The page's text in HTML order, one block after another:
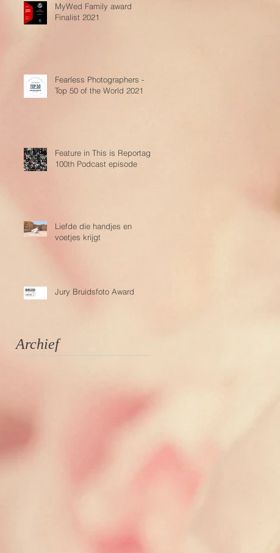
MyWed Family award
Finalist 2021
Fearless Photographers -
Top 50 of the World 2021
Feature in This is Reportage
100th Podcast episode
Liefde die handjes en
voetjes krijgt
Jury Bruidsfoto Award
Archief